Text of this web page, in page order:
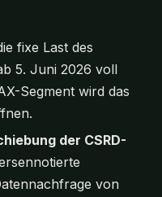
fixe Last des
5. Juni 2026 voll
Segment wird das
der CSRD-
von